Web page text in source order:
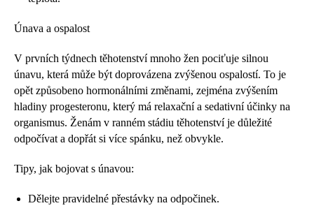
Únava a ospalost
V prvních týdnech těhotenství mnoho žen pociťuje silnou
únavu, která může být doprovázena zvýšenou ospalostí. To je
opět způsobeno hormonálními změnami, zejména zvýšením
hladiny progesteronu, který má relaxační a sedativní účinky na
organismus. Ženám v ranném stádiu těhotenství je důležité
odpočívat a dopřát si více spánku, než obvykle.
Tipy, jak bojovat s únavou:
Dělejte pravidelné přestávky na odpočinek.